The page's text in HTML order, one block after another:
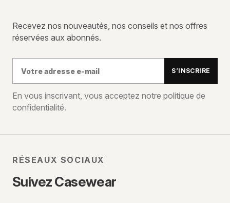
Recevez nos nouveautés, nos conseils et nos offres
réservées aux abonnés.
e-
mail
S’INSCRIRE
En vous inscrivant, vous acceptez notre politique de
confidentialité.
RÉSEAUX SOCIAUX
Suivez Casewear